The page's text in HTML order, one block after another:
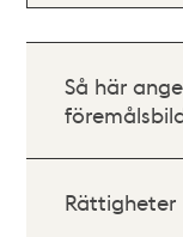
Så här
Rättigheter